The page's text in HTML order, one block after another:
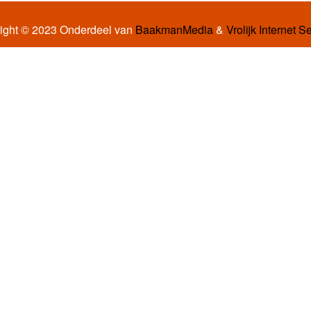
© 2023 Onderdeel van BaakmanMedia& Vrolijk Internet